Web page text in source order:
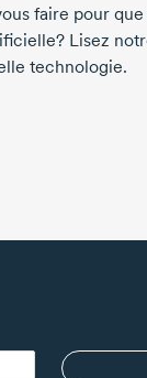
faire pour
Lisez
technologie.